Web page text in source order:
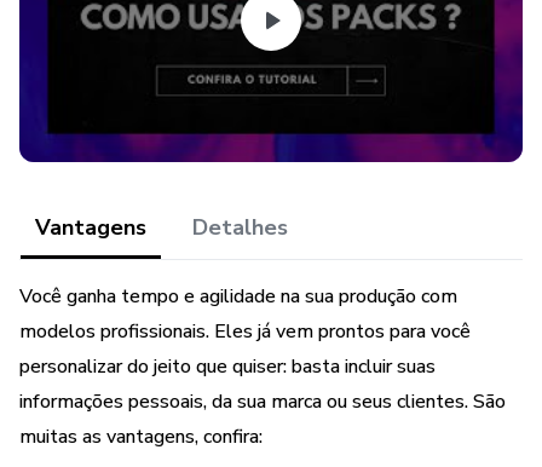
Deixe sua qualificação após a compra aqui no site e
GANHE GRATUITAMENTE 5 Kits Bônus que não são
+ KIT ÍCONES FAVICON
+ KIT FIGURINHAS DO INSTAGRAM
+ KIT SOMBRAS TRANSPARENTES
+ KIT PLANILHAS PARA REDES SOCIAIS
Vantagens Detalhes
Você ganha tempo e agilidade na sua produção com
modelos profissionais. Eles já vem prontos para você
personalizar do jeito que quiser: basta incluir suas
informações pessoais, da sua marca ou seus clientes. São
muitas as vantagens, confira: